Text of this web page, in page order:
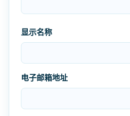
显示名称
电子邮箱地址